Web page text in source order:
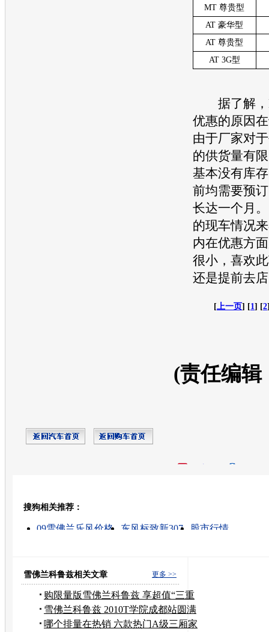
MT 尊贵型
AT 豪华型
AT 尊贵型
AT 3G型
据了解，
优惠的原因
由于厂家对
的供货量有
基本没有库
前均需要预
长达一个月
的现车情况
内在优惠方
很小，喜欢
还是提前去
[ 上一页] [1] [2
(责任编辑
搜狗相关推荐：
09雪佛兰乐风价格 东风标致新307
股市行情
更多 >>
雪佛兰科鲁兹相关文章
购限量版雪佛兰科鲁兹 享超值“三重
礼”
雪佛兰科鲁兹 2010T学院成都站圆满
结束
哪个排量在热销 六款热门A级三厢家